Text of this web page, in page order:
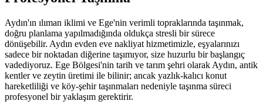
Aydın'ın ılıman iklimi ve Ege'nin verimli topraklarında taşınmak,
doğru planlama yapılmadığında oldukça stresli bir sürece
dönüşebilir. Aydın evden eve nakliyat hizmetimizle, eşyalarınızı
sadece bir noktadan diğerine taşımıyor, size huzurlu bir başlangıç
vadediyoruz. Ege Bölgesi'nin tarih ve tarım şehri olarak Aydın, antik
kentler ve zeytin üretimi ile bilinir; ancak yazlık-kalıcı konut
hareketliliği ve köy-şehir taşınmaları nedeniyle taşınma süreci
profesyonel bir yaklaşım gerektirir.